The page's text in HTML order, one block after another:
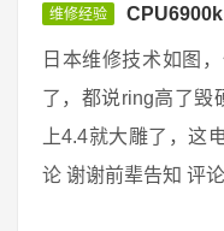
维修经验
日本维修技术如图
了，都说ring高了毁
上4.4就大雕了，这
论 谢谢前辈告知 评